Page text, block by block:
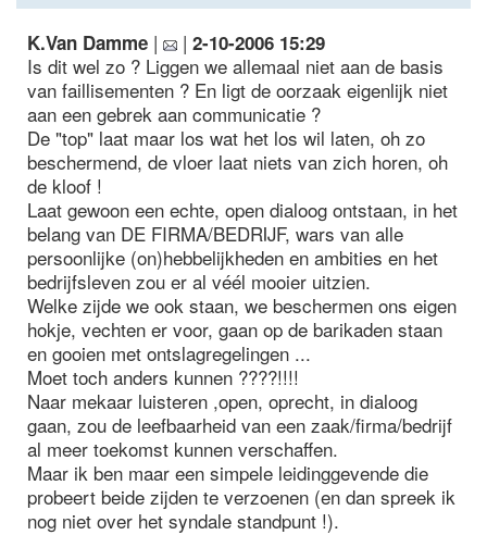
K.Van Damme | | 2-10-2006 15:29
Is dit wel zo ? Liggen we allemaal niet aan de basis
van faillisementen ? En ligt de oorzaak eigenlijk niet
aan een gebrek aan communicatie ?
De "top" laat maar los wat het los wil laten, oh zo
beschermend, de vloer laat niets van zich horen, oh
de kloof !
Laat gewoon een echte, open dialoog ontstaan, in het
belang van DE FIRMA/BEDRIJF, wars van alle
persoonlijke (on)hebbelijkheden en ambities en het
bedrijfsleven zou er al véél mooier uitzien.
Welke zijde we ook staan, we beschermen ons eigen
hokje, vechten er voor, gaan op de barikaden staan
en gooien met ontslagregelingen ...
Moet toch anders kunnen ????!!!!
Naar mekaar luisteren ,open, oprecht, in dialoog
gaan, zou de leefbaarheid van een zaak/firma/bedrijf
al meer toekomst kunnen verschaffen.
Maar ik ben maar een simpele leidinggevende die
probeert beide zijden te verzoenen (en dan spreek ik
nog niet over het syndale standpunt !).